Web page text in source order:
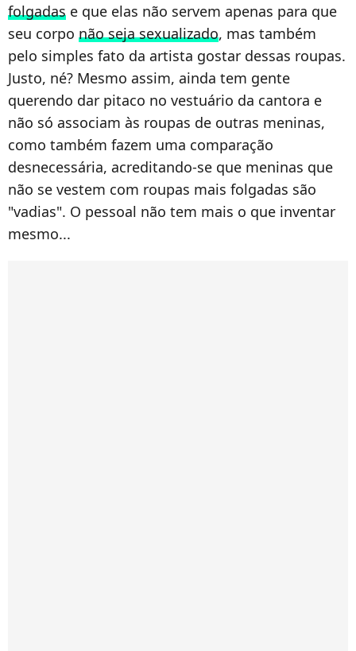
folgadas e que elas não servem apenas para que
seu corpo não seja sexualizado, mas também
pelo simples fato da artista gostar dessas roupas.
Justo, né? Mesmo assim, ainda tem gente
querendo dar pitaco no vestuário da cantora e
não só associam às roupas de outras meninas,
como também fazem uma comparação
desnecessária, acreditando-se que meninas que
não se vestem com roupas mais folgadas são
"vadias". O pessoal não tem mais o que inventar
mesmo...